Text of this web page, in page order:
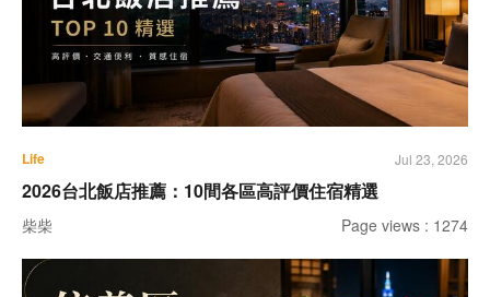
Life Jul 23, 2026
2026台北飯店推薦：10間各區高評價住宿精選
柴柴 Page views : 1274